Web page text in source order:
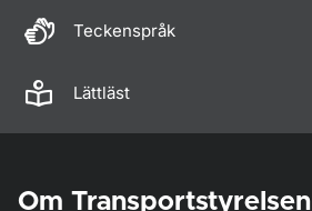
Teckenspråk
Lättläst
Om Transportstyrelsen